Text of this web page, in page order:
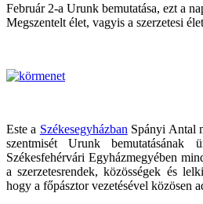
Február 2-a Urunk bemutatása, ezt a
Megszentelt élet, vagyis a szerzetesi
Este a Székesegyházban Spányi Antal
szentmisét Urunk bemutatásának
Székesfehérvári Egyházmegyében
a szerzetesrendek, közösségek és
hogy a főpásztor vezetésével közösen